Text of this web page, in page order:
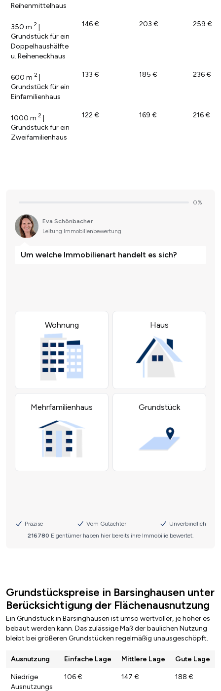
Reihenmittelhaus
350 m 2 |
Grundstück für ein
Doppelhaushälfte
u. Reiheneckhaus
146 € 203 € 259 €
600 m 2 |
Grundstück für ein
Einfamilienhaus
133 € 185 € 236 €
1000 m 2 |
Grundstück für ein
Zweifamilienhaus
122 € 169 € 216 €
Grundstückspreise in Barsinghausen unter
Berücksichtigung der Flächenausnutzung
Ein Grundstück in Barsinghausen ist umso wertvoller, je höher es
bebaut werden kann. Das zulässige Maß der baulichen Nutzung
bleibt bei größeren Grundstücken regelmäßig unausgeschöpft.
Ausnutzung Einfache Lage Mittlere Lage Gute Lage
Niedrige
Ausnutzungs
106 € 147 € 188 €